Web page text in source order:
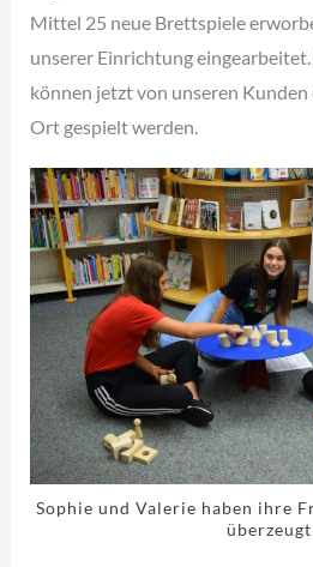
Mittel 25 neue Brettspiele
unserer Einrichtung eingearbeitet.
können jetzt von unseren
Ort gespielt werden.
Sophie und Valerie haben ihre
überzeugt